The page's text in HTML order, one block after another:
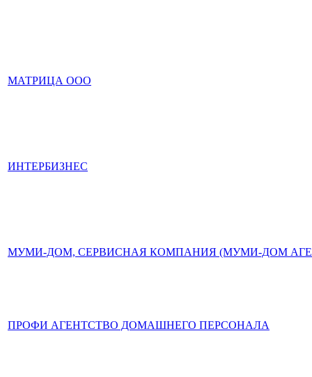
МАТРИЦА ООО
ИНТЕРБИЗНЕС
МУМИ-ДОМ, СЕРВИСНАЯ КОМПАНИЯ (МУМИ-ДОМ
ПРОФИ АГЕНТСТВО ДОМАШНЕГО ПЕРСОНАЛА